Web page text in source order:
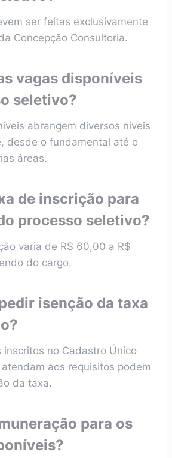
ser feitas exclusivamente
Concepção Consultoria.
vagas disponíveis
seletivo?
abrangem diversos níveis
desde o fundamental até o
áreas.
de inscrição para
processo seletivo?
varia de R$ 60,00 a R$
do cargo.
isenção da taxa
inscritos no Cadastro Único
aos requisitos podem
da taxa.
para os